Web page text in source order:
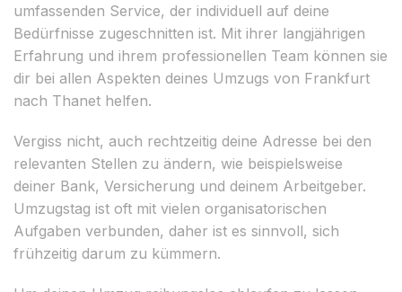
umfassenden Service, der individuell auf deine
Bedürfnisse zugeschnitten ist. Mit ihrer langjährigen
Erfahrung und ihrem professionellen Team können sie
dir bei allen Aspekten deines Umzugs von Frankfurt
nach Thanet helfen.
Vergiss nicht, auch rechtzeitig deine Adresse bei den
relevanten Stellen zu ändern, wie beispielsweise
deiner Bank, Versicherung und deinem Arbeitgeber.
Umzugstag ist oft mit vielen organisatorischen
Aufgaben verbunden, daher ist es sinnvoll, sich
frühzeitig darum zu kümmern.